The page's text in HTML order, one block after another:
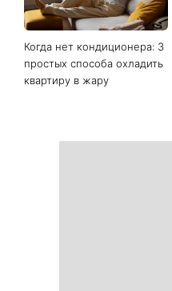
Когда нет кондиционера: 3
простых способа охладить
квартиру в жару